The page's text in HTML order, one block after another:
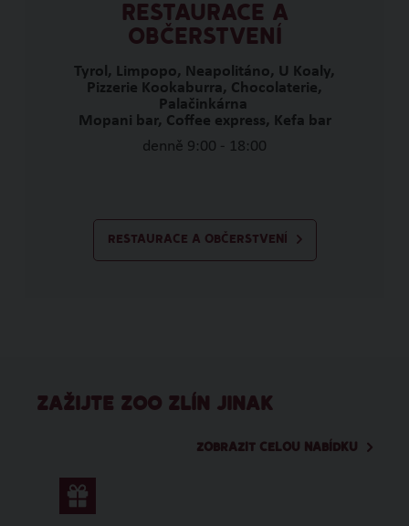
RESTAURACE A
OBČERSTVENÍ
Tyrol, Limpopo, Neapolitáno, U Koaly,
Pizzerie Kookaburra, Chocolaterie,
Palačinkárna
Mopani bar, Coffee express, Kefa bar
denně 9:00 - 18:00
RESTAURACE A OBČERSTVENÍ
ZAŽIJTE ZOO ZLÍN JINAK
ZOBRAZIT CELOU NABÍDKU